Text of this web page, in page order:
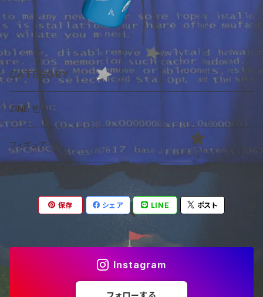
CATEGORY
ZINE 他
フィギュア
保存 シェア LINE ポスト
Instagram